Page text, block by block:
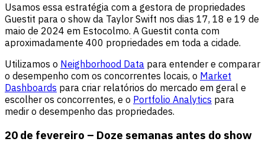
Usamos essa estratégia com a gestora de propriedades
Guestit para o show da Taylor Swift nos dias 17, 18 e 19 de
maio de 2024 em Estocolmo. A Guestit conta com
aproximadamente 400 propriedades em toda a cidade.
Utilizamos o Neighborhood Data para entender e comparar
o desempenho com os concorrentes locais, o Market
Dashboards para criar relatórios do mercado em geral e
escolher os concorrentes, e o Portfolio Analytics para
medir o desempenho das propriedades.
20 de fevereiro – Doze semanas antes do show